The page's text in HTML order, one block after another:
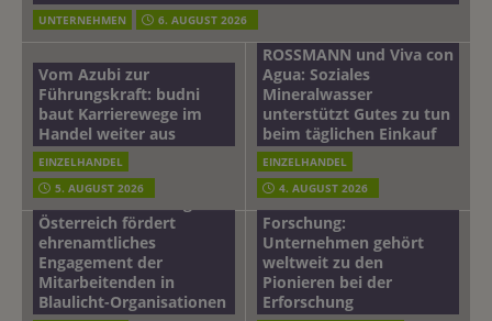
UNTERNEHMEN 6. AUGUST 2026
Vom Azubi zur
Führungskraft: budni
baut Karrierewege im
Handel weiter aus
EINZELHANDEL
5. AUGUST 2026
ROSSMANN und Viva con
Agua: Soziales
Mineralwasser
unterstützt Gutes zu tun
beim täglichen Einkauf
EINZELHANDEL
4. AUGUST 2026
mehr vom leben tag: dm
Österreich fördert
ehrenamtliches
Engagement der
Mitarbeitenden in
Blaulicht-Organisationen
Beiersdorf
Hautmikrobiom-
Forschung:
Unternehmen gehört
weltweit zu den
Pionieren bei der
Erforschung